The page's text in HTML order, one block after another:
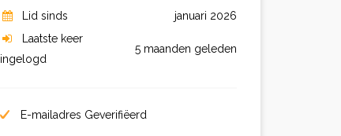
Lid sinds
januari 2026
Laatste keer
ingelogd
5 maanden geleden
E-mailadres Geverifiëerd